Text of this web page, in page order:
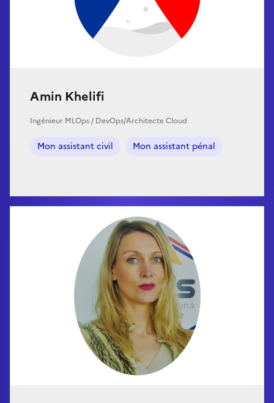
Amin Khelifi
Ingénieur MLOps / DevOps/Architecte Cloud
Mon assistant civil Mon assistant pénal